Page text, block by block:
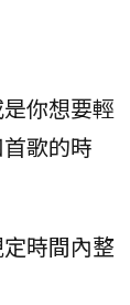
你想要輕
歌的時
時間內整